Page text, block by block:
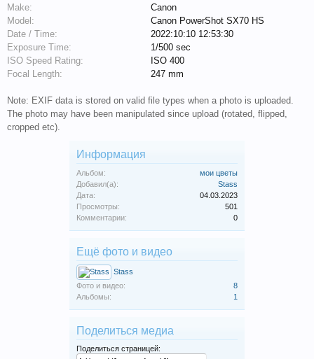
Make:
Canon
Model:
Canon PowerShot SX70 HS
Date / Time:
2022:10:10 12:53:30
Exposure Time:
1/500 sec
ISO Speed Rating:
ISO 400
Focal Length:
247 mm
Note: EXIF data is stored on valid file types when a photo is uploaded.
The photo may have been manipulated since upload (rotated, flipped,
cropped etc).
Информация
Альбом:
мои цветы
Добавил(а):
Stass
Дата:
04.03.2023
Просмотры:
501
Комментарии:
0
Ещё фото и видео
Stass
Фото и видео:
8
Альбомы:
1
Поделиться медиа
Поделиться страницей: